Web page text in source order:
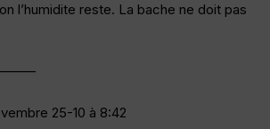
l’humidite reste. La bache ne doit pas
25-10 à 8:42